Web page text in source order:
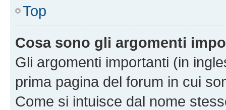
Top
Cosa sono gli argomenti
Gli argomenti importanti (in
prima pagina del forum in cui
Come si intuisce dal nome